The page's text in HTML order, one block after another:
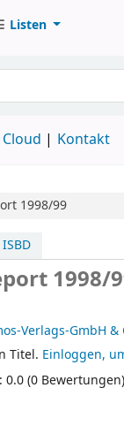
Listen
Kontakt
1998/99
1998/
Verlags-GmbH &
Titel. Einloggen,
(0 Bewertungen)